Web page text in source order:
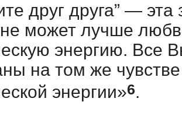
друг друга” —
может лучше
энергию. Все
на том же
энергии»6.